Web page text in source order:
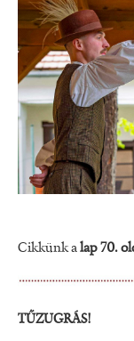
Cikkünk alap 70.
TŰZUGRÁS!